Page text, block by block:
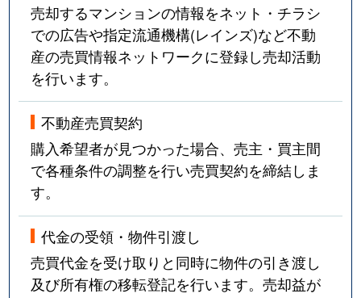
売却するマンションの情報をネット・チラシ
での広告や指定流通機構(レインズ)など不動
産の売買情報ネットワークに登録し売却活動
を行います。
不動産売買契約
購入希望者が見つかった場合、売主・買主間
で各種条件の調整を行い売買契約を締結しま
す。
代金の受領・物件引渡し
売買代金を受け取りと同時に物件の引き渡し
及び所有権の移転登記を行います。売却益が